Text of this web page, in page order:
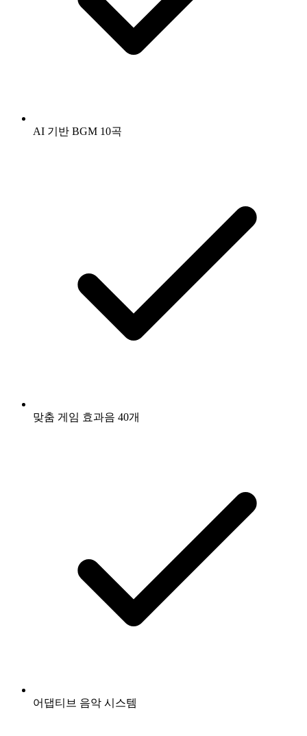
AI 기반 BGM 10곡
맞춤 게임 효과음 40개
어댑티브 음악 시스템